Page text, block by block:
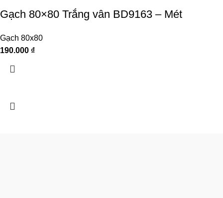
Gạch 80×80 Trắng vân BD9163 – Mét
Gạch 80x80
190.000 ₫